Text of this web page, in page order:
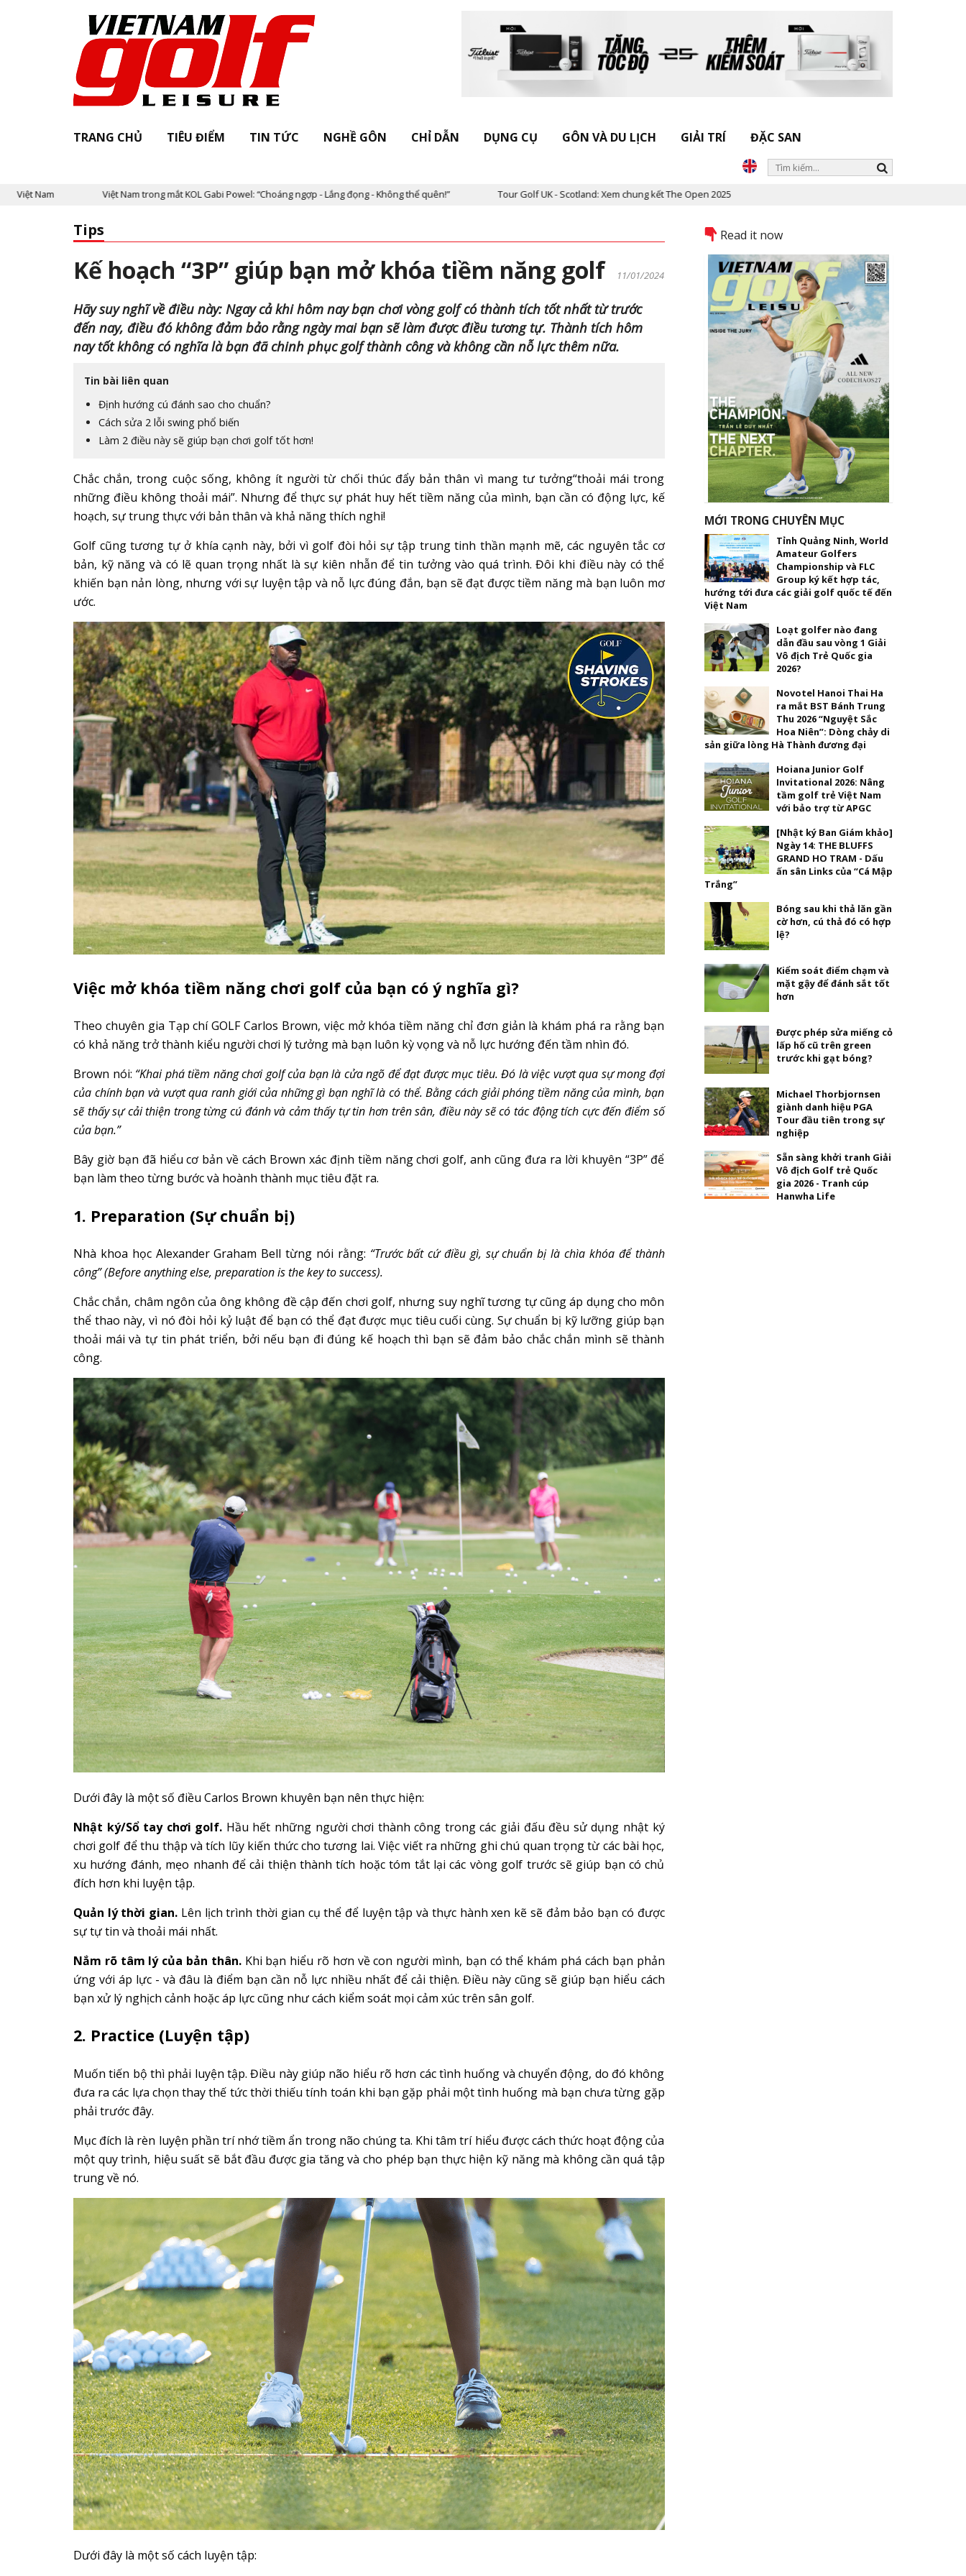
TRANG CHỦ TIÊU ĐIỂM TIN TỨC NGHỀ GÔN CHỈ DẪN DỤNG CỤ GÔN VÀ DU LỊCH GIẢI TRÍ ĐẶC SAN
Việt Nam trong mắt KOL Gabi Powel: “Choáng ngợp - Lắng đọng - Không thể quên!” Tour Golf UK - Scotland: Xem chung kết The Open 2025
Tips
Kế hoạch “3P” giúp bạn mở khóa tiềm năng golf 11/01/2024
Hãy suy nghĩ về điều này: Ngay cả khi hôm nay bạn chơi vòng golf có thành tích tốt nhất từ trước
đến nay, điều đó không đảm bảo rằng ngày mai bạn sẽ làm được điều tương tự. Thành tích hôm
nay tốt không có nghĩa là bạn đã chinh phục golf thành công và không cần nỗ lực thêm nữa.
Tin bài liên quan
Định hướng cú đánh sao cho chuẩn?
Cách sửa 2 lỗi swing phổ biến
Làm 2 điều này sẽ giúp bạn chơi golf tốt hơn!
Chắc chắn, trong cuộc sống, không ít người từ chối thúc đẩy bản thân vì mang tư tưởng“thoải mái trong
những điều không thoải mái”. Nhưng để thực sự phát huy hết tiềm năng của mình, bạn cần có động lực, kế
hoạch, sự trung thực với bản thân và khả năng thích nghi!
Golf cũng tương tự ở khía cạnh này, bởi vì golf đòi hỏi sự tập trung tinh thần mạnh mẽ, các nguyên tắc cơ
bản, kỹ năng và có lẽ quan trọng nhất là sự kiên nhẫn để tin tưởng vào quá trình. Đôi khi điều này có thể
khiến bạn nản lòng, nhưng với sự luyện tập và nỗ lực đúng đắn, bạn sẽ đạt được tiềm năng mà bạn luôn mơ
ước.
Việc mở khóa tiềm năng chơi golf của bạn có ý nghĩa gì?
Theo chuyên gia Tạp chí GOLF Carlos Brown, việc mở khóa tiềm năng chỉ đơn giản là khám phá ra rằng bạn
có khả năng trở thành kiểu người chơi lý tưởng mà bạn luôn kỳ vọng và nỗ lực hướng đến tầm nhìn đó.
Brown nói: “Khai phá tiềm năng chơi golf của bạn là cửa ngõ để đạt được mục tiêu. Đó là việc vượt qua sự mong đợi
của chính bạn và vượt qua ranh giới của những gì bạn nghĩ là có thể. Bằng cách giải phóng tiềm năng của mình, bạn
sẽ thấy sự cải thiện trong từng cú đánh và cảm thấy tự tin hơn trên sân, điều này sẽ có tác động tích cực đến điểm số
của bạn.”
Bây giờ bạn đã hiểu cơ bản về cách Brown xác định tiềm năng chơi golf, anh cũng đưa ra lời khuyên “3P” để
bạn làm theo từng bước và hoành thành mục tiêu đặt ra.
1. Preparation (Sự chuẩn bị)
Nhà khoa học Alexander Graham Bell từng nói rằng: “Trước bất cứ điều gì, sự chuẩn bị là chìa khóa để thành
công” (Before anything else, preparation is the key to success).
Chắc chắn, châm ngôn của ông không đề cập đến chơi golf, nhưng suy nghĩ tương tự cũng áp dụng cho môn
thể thao này, vì nó đòi hỏi kỷ luật để bạn có thể đạt được mục tiêu cuối cùng. Sự chuẩn bị kỹ lưỡng giúp bạn
thoải mái và tự tin phát triển, bởi nếu bạn đi đúng kế hoạch thì bạn sẽ đảm bảo chắc chắn mình sẽ thành
công.
Dưới đây là một số điều Carlos Brown khuyên bạn nên thực hiện:
Nhật ký/Sổ tay chơi golf. Hầu hết những người chơi thành công trong các giải đấu đều sử dụng nhật ký
chơi golf để thu thập và tích lũy kiến thức cho tương lai. Việc viết ra những ghi chú quan trọng từ các bài học,
xu hướng đánh, mẹo nhanh để cải thiện thành tích hoặc tóm tắt lại các vòng golf trước sẽ giúp bạn có chủ
đích hơn khi luyện tập.
Quản lý thời gian. Lên lịch trình thời gian cụ thể để luyện tập và thực hành xen kẽ sẽ đảm bảo bạn có được
sự tự tin và thoải mái nhất.
Nắm rõ tâm lý của bản thân.Khi bạn hiểu rõ hơn về con người mình, bạn có thể khám phá cách bạn phản
ứng với áp lực - và đâu là điểm bạn cần nỗ lực nhiều nhất để cải thiện. Điều này cũng sẽ giúp bạn hiểu cách
bạn xử lý nghịch cảnh hoặc áp lực cũng như cách kiểm soát mọi cảm xúc trên sân golf.
2. Practice (Luyện tập)
Muốn tiến bộ thì phải luyện tập. Điều này giúp não hiểu rõ hơn các tình huống và chuyển động, do đó không
đưa ra các lựa chọn thay thế tức thời thiếu tính toán khi bạn gặp phải một tình huống mà bạn chưa từng gặp
phải trước đây.
Mục đích là rèn luyện phần trí nhớ tiềm ẩn trong não chúng ta. Khi tâm trí hiểu được cách thức hoạt động của
một quy trình, hiệu suất sẽ bắt đầu được gia tăng và cho phép bạn thực hiện kỹ năng mà không cần quá tập
trung về nó.
Dưới đây là một số cách luyện tập:
Read it now
MỚI TRONG CHUYÊN MỤC
Tỉnh Quảng Ninh, World
Amateur Golfers
Championship và FLC
Group ký kết hợp tác,
hướng tới đưa các giải golf quốc tế đến
Việt Nam
Loạt golfer nào đang
dẫn đầu sau vòng 1 Giải
Vô địch Trẻ Quốc gia
2026?
Novotel Hanoi Thai Ha
ra mắt BST Bánh Trung
Thu 2026 “Nguyệt Sắc
Hoa Niên”: Dòng chảy di
sản giữa lòng Hà Thành đương đại
Hoiana Junior Golf
Invitational 2026: Nâng
tầm golf trẻ Việt Nam
với bảo trợ từ APGC
[Nhật ký Ban Giám khảo]
Ngày 14: THE BLUFFS
GRAND HO TRAM - Dấu
ấn sân Links của “Cá Mập
Trắng”
Bóng sau khi thả lăn gần
cờ hơn, cú thả đó có hợp
lệ?
Kiểm soát điểm chạm và
mặt gậy để đánh sắt tốt
hơn
Được phép sửa miếng cỏ
lấp hố cũ trên green
trước khi gạt bóng?
Michael Thorbjornsen
giành danh hiệu PGA
Tour đầu tiên trong sự
nghiệp
Sẵn sàng khởi tranh Giải
Vô địch Golf trẻ Quốc
gia 2026 - Tranh cúp
Hanwha Life